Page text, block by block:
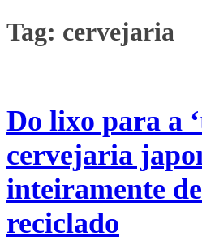
Tag: cervejaria
Do lixo para a
cervejaria
inteiramente
reciclado